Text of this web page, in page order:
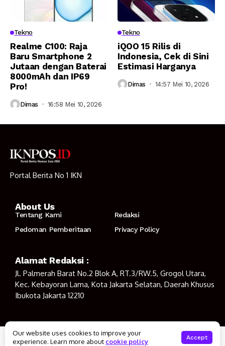
Tekno
Realme C100: Raja
Baru Smartphone 2
Jutaan dengan Baterai
8000mAh dan IP69
Pro!
Dimas 16:58 Mei 10, 2026
Tekno
iQOO 15 Rilis di
Indonesia, Cek di Sini
Estimasi Harganya
Dimas 14:57 Mei 10, 2026
Portal Berita No 1 IKN
About Us
Tentang Kami
Redaksi
Pedoman Pemberitaan
Privacy Policy
Alamat Redaksi :
Jl. Palmerah Barat No.2 Blok A, RT.3/RW.5, Grogol Utara,
Kec. Kebayoran Lama, Kota Jakarta Selatan, Daerah Khusus
Ibukota Jakarta 12210
© Copyright 2023IKNPOS.ID
Our website uses cookies to improve your
experience. Learn more about cookie policy Accept